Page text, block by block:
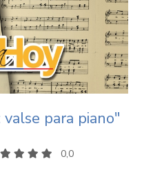
para piano"
0,0